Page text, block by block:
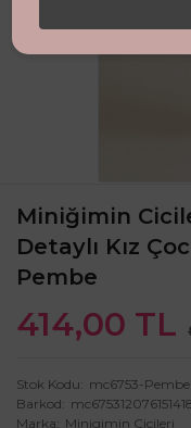
Miniğimin
Detaylı Kız
Pembe
414,00 TL
Stok Kodu
mc6753-Pembe
Barkod
Marka
Minigimin Cicileri